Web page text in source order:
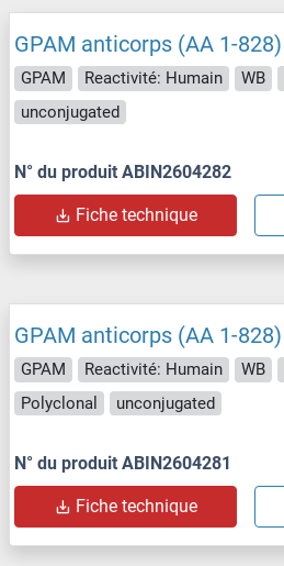
GPAM anticorps (AA 1-828)
GPAM Reactivité: Humain WB
unconjugated
N° du produit ABIN2604282
Fiche technique
GPAM anticorps (AA 1-828)
GPAM Reactivité: Humain WB
Polyclonal
unconjugated
N° du produit ABIN2604281
Fiche technique